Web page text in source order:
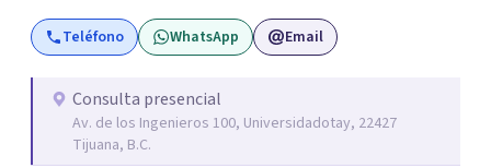
alguien que no conoces y contarle tus problemas o las
cosas que consideras íntimas, es entendible y
de dar el paso e iniciar un proceso, no te arrepentirás, la
psicoterapia es una herramienta que puede brindarnos
alternativas para afrontar de mejor modo lo que venga.
Teléfono WhatsApp Email
Consulta presencial
Av. de los Ingenieros 100, Universidadotay, 22427
Tijuana, B.C.